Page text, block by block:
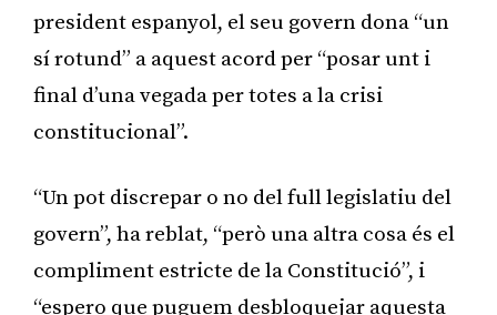
president espanyol, el seu govern dona “un
sí rotund” a aquest acord per “posar unt i
final d’una vegada per totes a la crisi
constitucional”.
“Un pot discrepar o no del full legislatiu del
govern”, ha reblat, “però una altra cosa és el
compliment estricte de la Constitució”, i
“espero que puguem desbloquejar aquesta